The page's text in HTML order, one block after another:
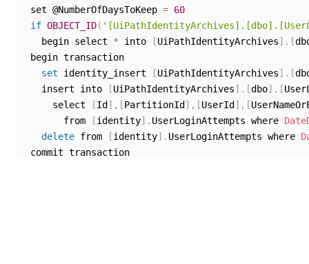
set @NumberOfDaysToKeep = 60
if OBJECT_ID(
  begin select
* into [UiPathIdentityArchives] . [
begin transaction
set identity_insert [UiPathIdentityArchives] . [
  insert into
[UiPathIdentityArchives] . [dbo] . [
    select
[Id ] , [PartitionId ] , [UserId ] , [
      from
[identity] . UserLoginAttempts where
delete from [identity] . UserLoginAttempts where